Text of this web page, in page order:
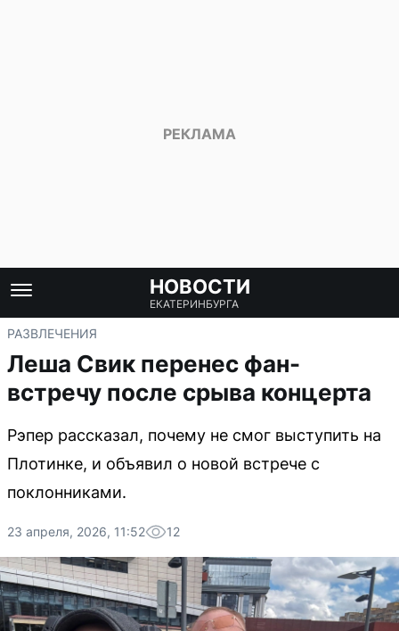
НОВОСТИ
ЕКАТЕРИНБУРГА
РАЗВЛЕЧЕНИЯ
Леша Свик перенес фан-
встречу после срыва концерта
Рэпер рассказал, почему не смог выступить на
Плотинке, и объявил о новой встрече с
поклонниками.
23 апреля, 2026, 11:52 12